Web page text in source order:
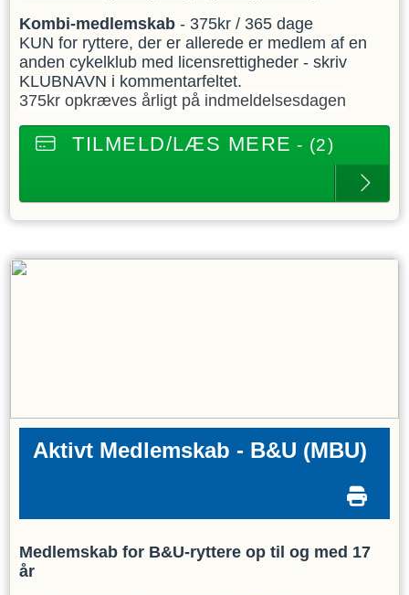
Kombi-medlemskab - 375kr / 365 dage
KUN for ryttere, der er allerede er medlem af en
anden cykelklub med licensrettigheder - skriv
KLUBNAVN i kommentarfeltet.
375kr opkræves årligt på indmeldelsesdagen
TILMELD/LÆS MERE - (2)
Aktivt Medlemskab - B&U (MBU)
Medlemskab for B&U-ryttere op til og med 17
år